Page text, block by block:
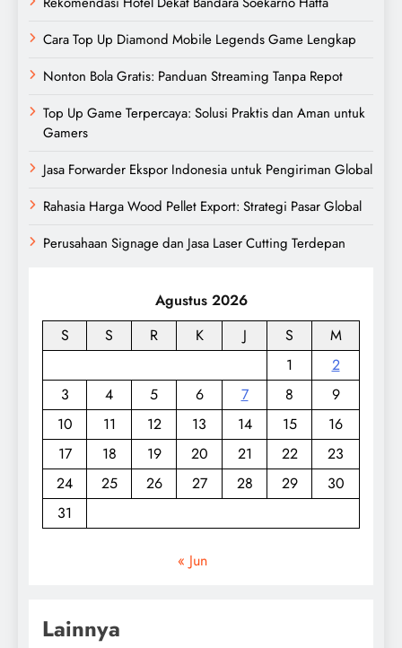
Cara Top Up Diamond Mobile Legends Game Lengkap
Nonton Bola Gratis: Panduan Streaming Tanpa Repot
Top Up Game Terpercaya: Solusi Praktis dan Aman untuk
Gamers
Jasa Forwarder Ekspor Indonesia untuk Pengiriman Global
Rahasia Harga Wood Pellet Export: Strategi Pasar Global
Perusahaan Signage dan Jasa Laser Cutting Terdepan
Agustus 2026
S
S R K J S
M
1
2
3
4 5 6 7 8
9
10
11 12 13 14 15
16
17
18 19 20 21 22
23
24
25 26 27 28 29
30
31
« Jun
Lainnya